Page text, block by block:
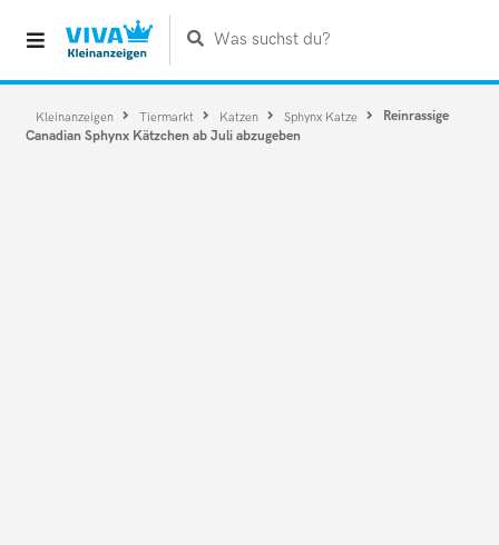
Was suchst du?
Kleinanzeigen Tiermarkt Katzen Sphynx Katze
Reinrassige
Canadian Sphynx Kätzchen ab Juli abzugeben